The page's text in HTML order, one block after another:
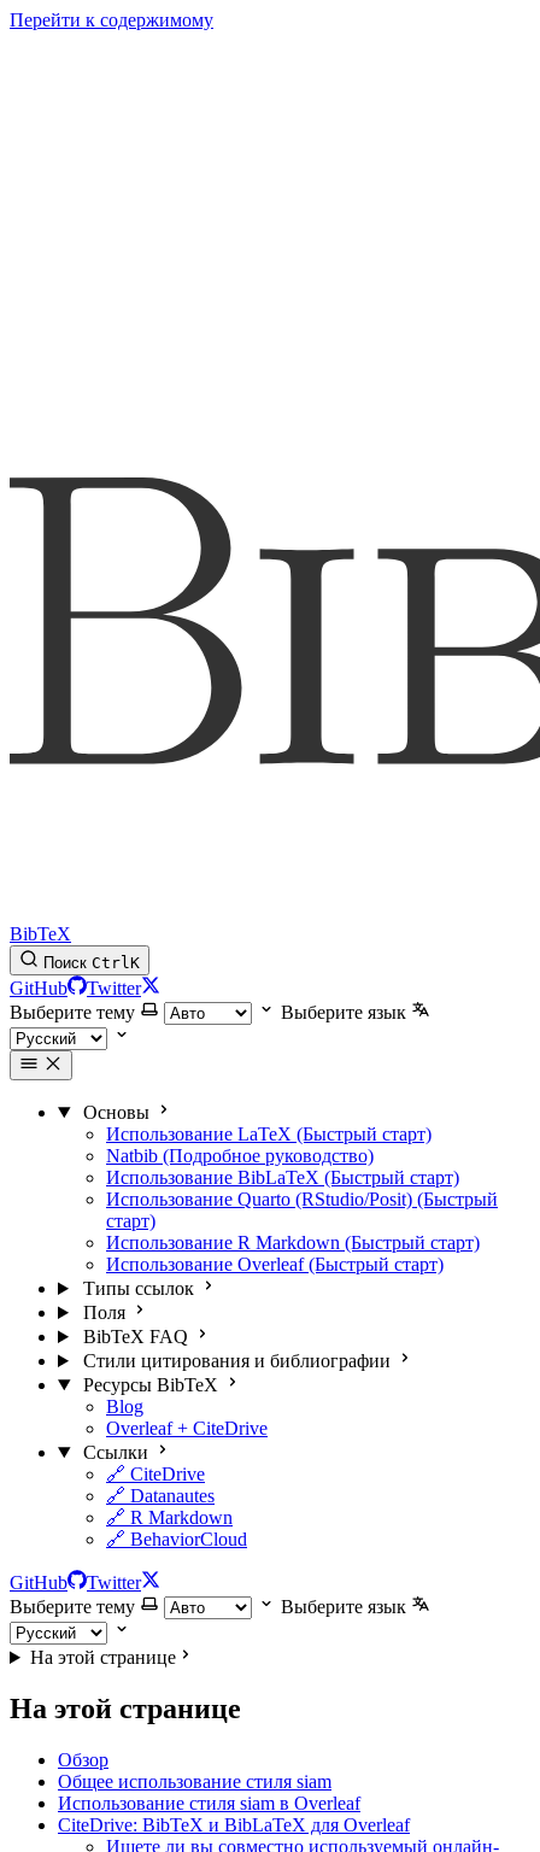
Перейти к содержимому
BibTeX
Поиск CtrlK
GitHub
Twitter
Выберите тему
Выберите язык
Основы
Использование LaTeX (Быстрый старт)
Natbib (Подробное руководство)
Использование BibLaTeX (Быстрый старт)
Использование Quarto (RStudio/Posit) (Быстрый
старт)
Использование R Markdown (Быстрый старт)
Использование Overleaf (Быстрый старт)
Типы ссылок
Поля
BibTeX FAQ
Стили цитирования и библиографии
Ресурсы BibTeX
Blog
Overleaf + CiteDrive
Ссылки
🔗 CiteDrive
🔗 Datanautes
🔗 R Markdown
🔗 BehaviorCloud
GitHub
Twitter
Выберите тему
Выберите язык
На этой странице
На этой странице
Обзор
Общее использование стиля siam
Использование стиля siam в Overleaf
CiteDrive: BibTeX и BibLaTeX для Overleaf
Ищете ли вы совместно используемый онлайн-